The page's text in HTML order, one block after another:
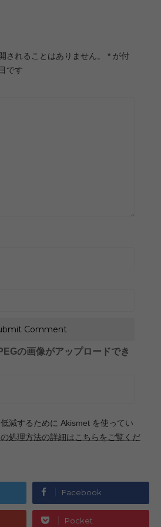
されることはありません。 * が付
です
の画像がアップロードでき
減するために Akismet を使ってい
処理方法の詳細はこちらをご覧くだ
Facebook
Pocket